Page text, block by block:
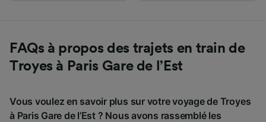
FAQs à propos des trajets en train de
Troyes à Paris Gare de l’Est
Vous voulez en savoir plus sur votre voyage de Troyes
à Paris Gare de l’Est ? Nous avons rassemblé les